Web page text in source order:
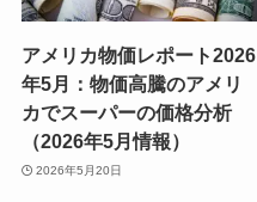
アメリカ物価レポート2026
年5月：物価高騰のアメリ
カでスーパーの価格分析
（2026年5月情報）
2026年5月20日